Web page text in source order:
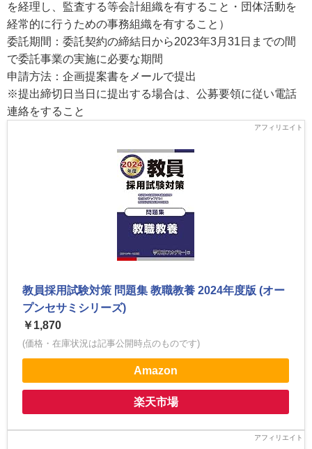
を経理し、監査する等会計組織を有すること・団体活動を
経常的に行うための事務組織を有すること）
委託期間：委託契約の締結日から2023年3月31日までの間
で委託事業の実施に必要な期間
申請方法：企画提案書をメールで提出
※提出締切日当日に提出する場合は、公募要領に従い電話
連絡をすること
教員採用試験対策 問題集 教職教養 2024年度版 (オー
プンセサミシリーズ)
￥1,870
(価格・在庫状況は記事公開時点のものです)
Amazon
楽天市場